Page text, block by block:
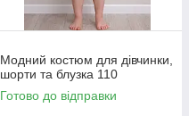
Модний костюм для дівчинки,
шорти та блузка 110
Готово до відправки